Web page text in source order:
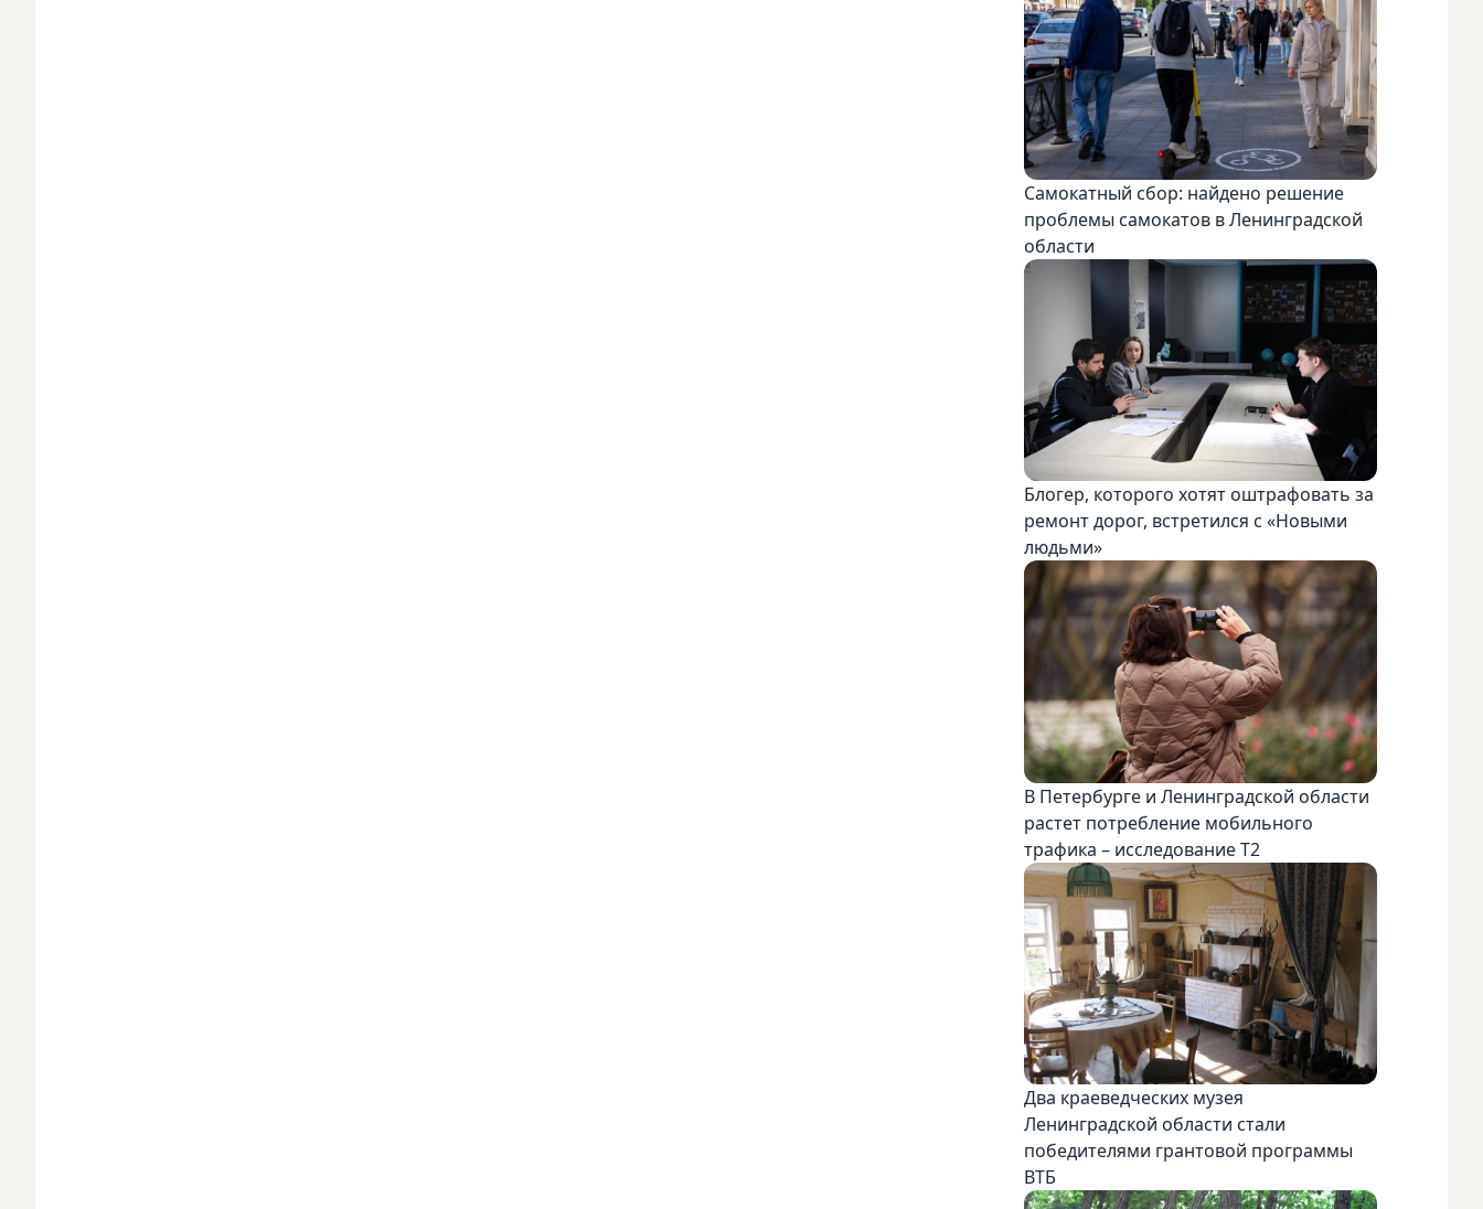
Самокатный сбор: найдено решение
проблемы самокатов в Ленинградской
области
Блогер, которого хотят оштрафовать за
ремонт дорог, встретился с «Новыми
людьми»
В Петербурге и Ленинградской области
растет потребление мобильного
трафика – исследование T2
Два краеведческих музея
Ленинградской области стали
победителями грантовой программы
ВТБ